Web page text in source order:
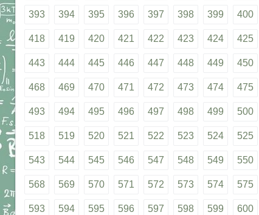
393 394 395 396 397 398 399 400
418 419 420 421 422 423 424 425
443 444 445 446 447 448 449 450
468 469 470 471 472 473 474 475
493 494 495 496 497 498 499 500
518 519 520 521 522 523 524 525
543 544 545 546 547 548 549 550
568 569 570 571 572 573 574 575
593 594 595 596 597 598 599 600